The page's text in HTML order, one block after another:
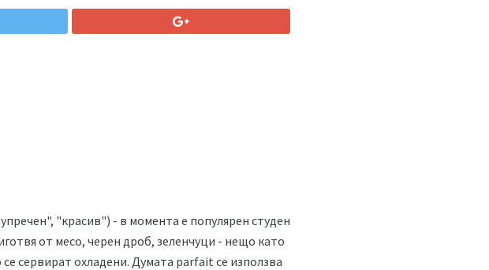
"красив") - в момента е популярен студен
от месо, черен дроб, зеленчуци - нещо като
сервират охладени. Думата parfait се използва